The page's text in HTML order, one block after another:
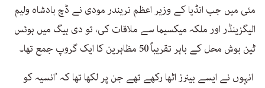
مئی میں جب انڈیا کے وزیر اعظم نریندر مودی نے ڈچ بادشاہ ولیم
الیگزینڈر اور ملکہ میکسیما سے ملاقات کی، تو دی ہیگ میں ہوئس
ٹین بوش محل کے باہر تقریباً 50 مظاہرین کا ایک گروپ جمع تھا۔
انہوں نے ایسے بینرز اٹھا رکھے تھے جن پر لکھا تھا کہ ’انسیہ کو